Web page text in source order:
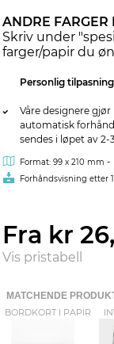
ANDRE FARGER
Skriv under
farger/papir du
Personlig tilpasning
Våre designere
automatisk
sendes i løpet av
Format: 99 x 210 mm -
Forhåndsvisning etter
Fra kr
Vis pristabell
MATCHENDE
BORDKORT I PAPIR